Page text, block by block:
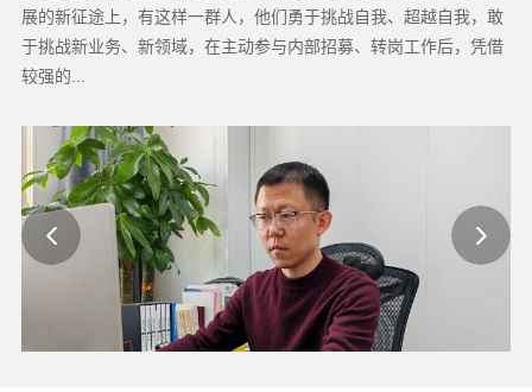
展的新征途上，有这样一群人，他们勇于挑战自我、超越自我，敢
于挑战新业务、新领域，在主动参与内部招募、转岗工作后，凭借
较强的...